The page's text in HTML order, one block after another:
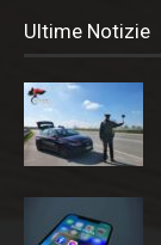
Ultime Notizie